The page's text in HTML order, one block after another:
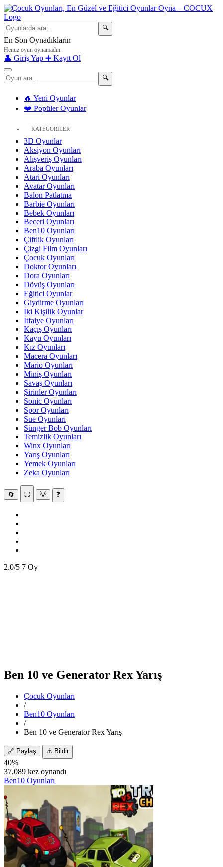
🔍
En Son Oynadıkların
Henüz oyun oynamadın.
👤 Giriş Yap ➕ Kayıt Ol
🔍
🔥 Yeni Oyunlar
❤️ Popüler Oyunlar
KATEGORİLER
3D Oyunlar
Aksiyon Oyunları
Alışveriş Oyunları
Araba Oyunları
Atari Oyunları
Avatar Oyunları
Balon Patlatma
Barbie Oyunları
Bebek Oyunları
Beceri Oyunları
Ben10 Oyunları
Çiftlik Oyunları
Çizgi Film Oyunları
Çocuk Oyunları
Doktor Oyunları
Dora Oyunları
Dövüş Oyunları
Eğitici Oyunlar
Giydirme Oyunları
İki Kişilik Oyunlar
İtfaiye Oyunları
Kaçış Oyunları
Kayu Oyunları
Kız Oyunları
Macera Oyunları
Mario Oyunları
Miniş Oyunları
Savaş Oyunları
Şirinler Oyunları
Sonic Oyunları
Spor Oyunları
Sue Oyunları
Sünger Bob Oyunları
Temizlik Oyunları
Winx Oyunları
Yarış Oyunları
Yemek Oyunları
Zeka Oyunları
🔄 ⛶ 💡 ❓
2.0/5 7 Oy
Ben 10 ve Generator Rex Yarış
Çocuk Oyunları
/
Ben10 Oyunları
/
Ben 10 ve Generator Rex Yarış
🔗 Paylaş ⚠️ Bildir
40%
37,089 kez oynandı
Ben10 Oyunları